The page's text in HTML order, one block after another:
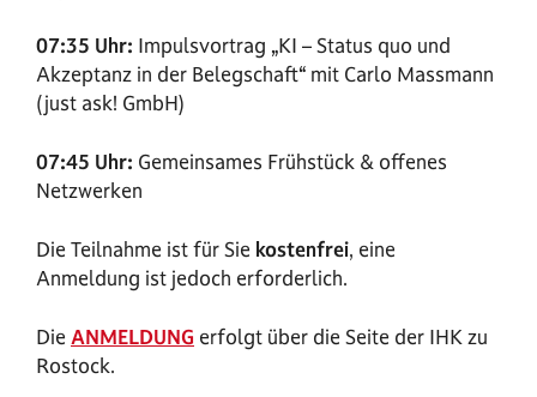
07:35 Uhr: Impulsvortrag „KI – Status quo und
Akzeptanz in der Belegschaft“ mit Carlo Massmann
(just ask! GmbH)
07:45 Uhr: Gemeinsames Frühstück & offenes
Netzwerken
Die Teilnahme ist für Sie kostenfrei, eine
Anmeldung ist jedoch erforderlich.
Die ANMELDUNG erfolgt über die Seite der IHK zu
Rostock.